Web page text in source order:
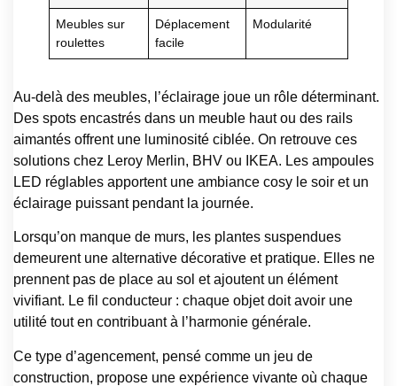
Meubles sur
roulettes
Déplacement
facile
Modularité
Au-delà des meubles, l’éclairage joue un rôle déterminant.
Des spots encastrés dans un meuble haut ou des rails
aimantés offrent une luminosité ciblée. On retrouve ces
solutions chez Leroy Merlin, BHV ou IKEA. Les ampoules
LED réglables apportent une ambiance cosy le soir et un
éclairage puissant pendant la journée.
Lorsqu’on manque de murs, les plantes suspendues
demeurent une alternative décorative et pratique. Elles ne
prennent pas de place au sol et ajoutent un élément
vivifiant. Le fil conducteur : chaque objet doit avoir une
utilité tout en contribuant à l’harmonie générale.
Ce type d’agencement, pensé comme un jeu de
construction, propose une expérience vivante où chaque